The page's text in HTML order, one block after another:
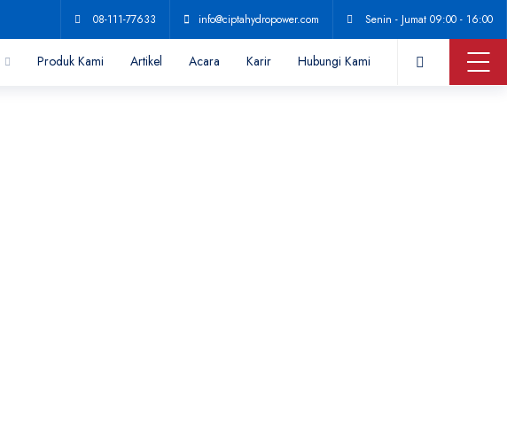
08-111-77633 info@ciptahydropower.com Senin - Jumat 09:00 - 16:00
Produk Kami Artikel Acara Karir Hubungi Kami